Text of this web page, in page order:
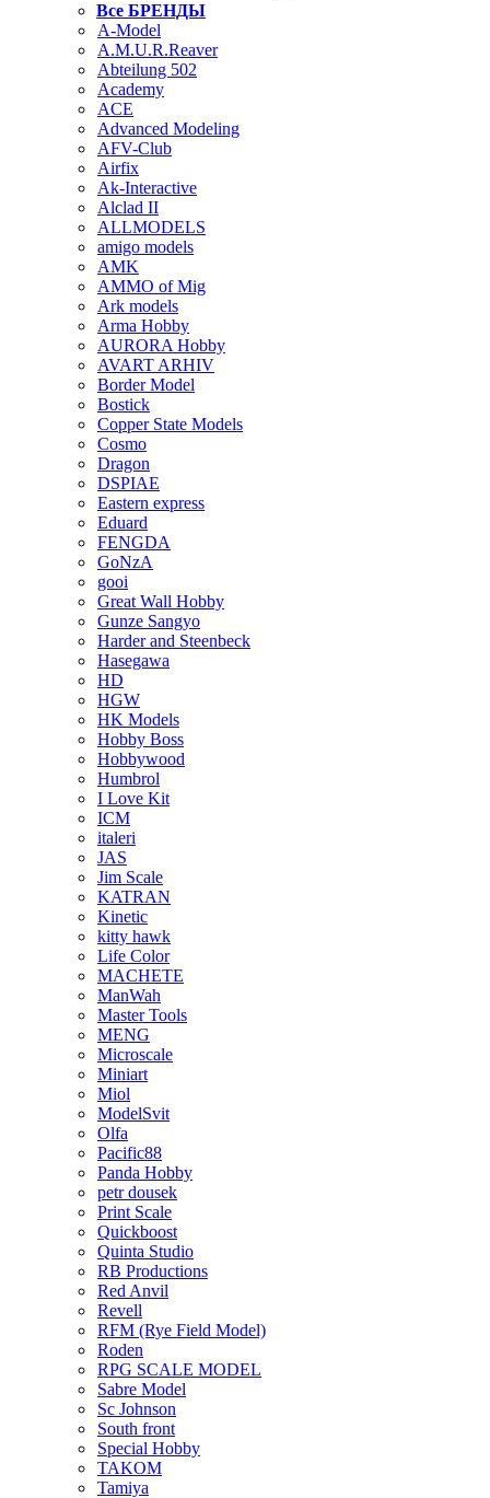
Все БРЕНДЫ
A-Model
A.M.U.R.Reaver
Abteilung 502
Academy
ACE
Advanced Modeling
AFV-Club
Airfix
Ak-Interactive
Alclad II
ALLMODELS
amigo models
AMK
AMMO of Mig
Ark models
Arma Hobby
AURORA Hobby
AVART ARHIV
Border Model
Bostick
Copper State Models
Cosmo
Dragon
DSPIAE
Eastern express
Eduard
FENGDA
GoNzA
gooi
Great Wall Hobby
Gunze Sangyo
Harder and Steenbeck
Hasegawa
HD
HGW
HK Models
Hobby Boss
Hobbywood
Humbrol
I Love Kit
ICM
italeri
JAS
Jim Scale
KATRAN
Kinetic
kitty hawk
Life Color
MACHETE
ManWah
Master Tools
MENG
Microscale
Miniart
Miol
ModelSvit
Olfa
Pacific88
Panda Hobby
petr dousek
Print Scale
Quickboost
Quinta Studio
RB Productions
Red Anvil
Revell
RFM (Rye Field Model)
Roden
RPG SCALE MODEL
Sabre Model
Sc Johnson
South front
Special Hobby
TAKOM
Tamiya